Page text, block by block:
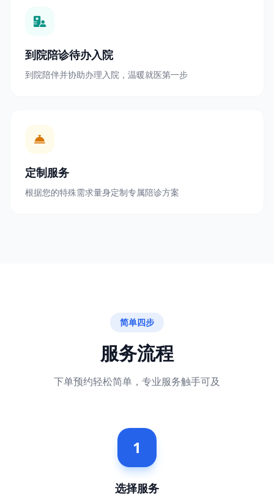
到院陪诊待办入院
到院陪伴并协助办理入院，温暖就医第一步
定制服务
根据您的特殊需求量身定制专属陪诊方案
简单四步
服务流程
下单预约轻松简单，专业服务触手可及
1
选择服务